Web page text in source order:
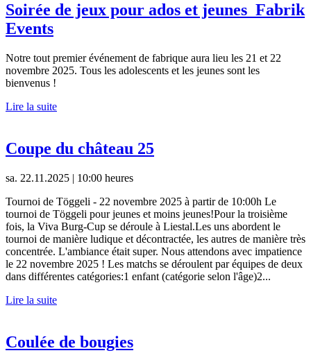
Soirée de jeux pour ados et jeunes_Fabrik
Events
Notre tout premier événement de fabrique aura lieu les 21 et 22
novembre 2025. Tous les adolescents et les jeunes sont les
bienvenus !
Lire la suite
Coupe du château 25
sa. 22.11.2025 | 10:00 heures
Tournoi de Töggeli - 22 novembre 2025 à partir de 10:00h Le
tournoi de Töggeli pour jeunes et moins jeunes!Pour la troisième
fois, la Viva Burg-Cup se déroule à Liestal.Les uns abordent le
tournoi de manière ludique et décontractée, les autres de manière très
concentrée. L'ambiance était super. Nous attendons avec impatience
le 22 novembre 2025 ! Les matchs se déroulent par équipes de deux
dans différentes catégories:1 enfant (catégorie selon l'âge)2...
Lire la suite
Coulée de bougies